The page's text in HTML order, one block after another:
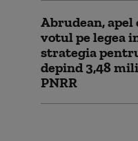
Abrudean, apel
votul pe legea
strategia
depind 3,48
PNRR